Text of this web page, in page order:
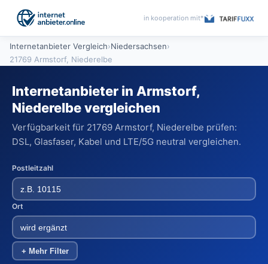
in kooperation mit*
Internetanbieter Vergleich›Niedersachsen›
21769 Armstorf, Niederelbe
Internetanbieter in Armstorf,
Niederelbe vergleichen
Verfügbarkeit für 21769 Armstorf, Niederelbe prüfen:
DSL, Glasfaser, Kabel und LTE/5G neutral vergleichen.
Postleitzahl
Ort
+ Mehr Filter